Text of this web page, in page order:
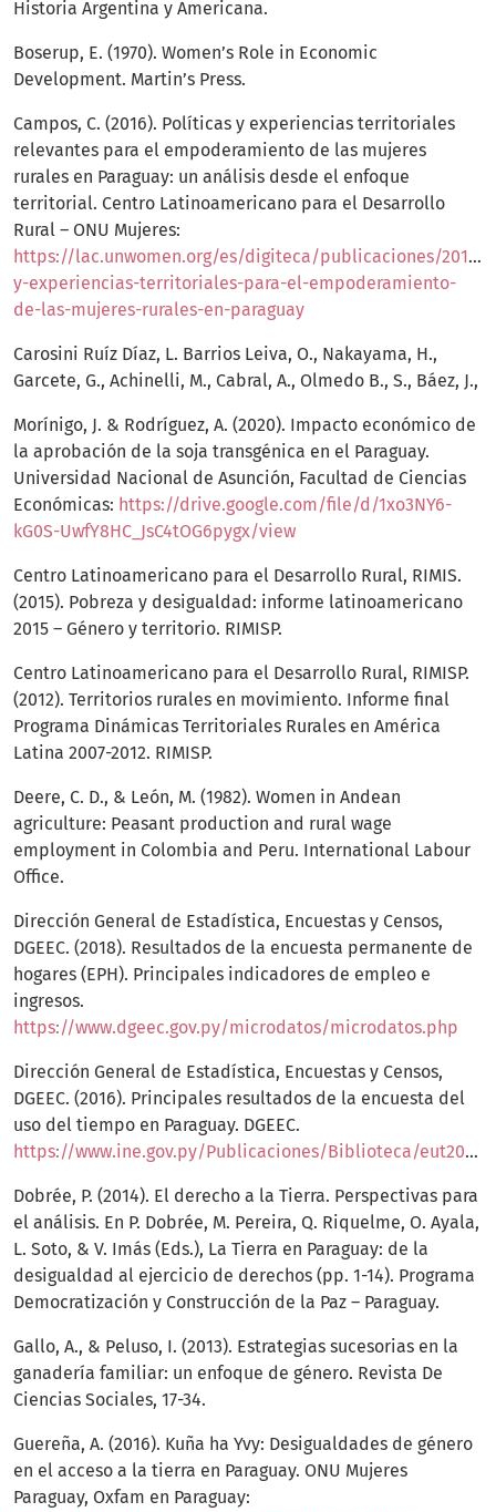
Historia Argentina y Americana.
Boserup, E. (1970). Women’s Role in Economic
Development. Martin’s Press.
Campos, C. (2016). Políticas y experiencias territoriales
relevantes para el empoderamiento de las mujeres
rurales en Paraguay: un análisis desde el enfoque
territorial. Centro Latinoamericano para el Desarrollo
Rural – ONU Mujeres:
https://lac.unwomen.org/es/digiteca/publicaciones/2017/
y-experiencias-territoriales-para-el-empoderamiento-
de-las-mujeres-rurales-en-paraguay
Carosini Ruíz Díaz, L. Barrios Leiva, O., Nakayama, H.,
Garcete, G., Achinelli, M., Cabral, A., Olmedo B., S., Báez, J.,
Morínigo, J. & Rodríguez, A. (2020). Impacto económico de
la aprobación de la soja transgénica en el Paraguay.
Universidad Nacional de Asunción, Facultad de Ciencias
Económicas: https://drive.google.com/file/d/1xo3NY6-
kG0S-UwfY8HC_JsC4tOG6pygx/view
Centro Latinoamericano para el Desarrollo Rural, RIMIS.
(2015). Pobreza y desigualdad: informe latinoamericano
2015 – Género y territorio. RIMISP.
Centro Latinoamericano para el Desarrollo Rural, RIMISP.
(2012). Territorios rurales en movimiento. Informe final
Programa Dinámicas Territoriales Rurales en América
Latina 2007-2012. RIMISP.
Deere, C. D., & León, M. (1982). Women in Andean
agriculture: Peasant production and rural wage
employment in Colombia and Peru. International Labour
Office.
Dirección General de Estadística, Encuestas y Censos,
DGEEC. (2018). Resultados de la encuesta permanente de
hogares (EPH). Principales indicadores de empleo e
ingresos.
https://www.dgeec.gov.py/microdatos/microdatos.php
Dirección General de Estadística, Encuestas y Censos,
DGEEC. (2016). Principales resultados de la encuesta del
uso del tiempo en Paraguay. DGEEC.
https://www.ine.gov.py/Publicaciones/Biblioteca/eut2016/EUT2016.pdf
Dobrée, P. (2014). El derecho a la Tierra. Perspectivas para
el análisis. En P. Dobrée, M. Pereira, Q. Riquelme, O. Ayala,
L. Soto, & V. Imás (Eds.), La Tierra en Paraguay: de la
desigualdad al ejercicio de derechos (pp. 1-14). Programa
Democratización y Construcción de la Paz – Paraguay.
Gallo, A., & Peluso, I. (2013). Estrategias sucesorias en la
ganadería familiar: un enfoque de género. Revista De
Ciencias Sociales, 17-34.
Guereña, A. (2016). Kuña ha Yvy: Desigualdades de género
en el acceso a la tierra en Paraguay. ONU Mujeres
Paraguay, Oxfam en Paraguay: